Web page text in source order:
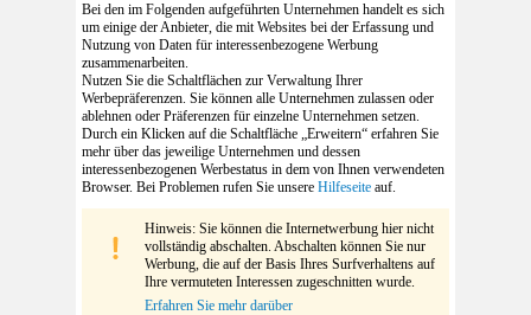
Bei den im Folgenden aufgeführten Unternehmen handelt es sich
um einige der Anbieter, die mit Websites bei der Erfassung und
Nutzung von Daten für interessenbezogene Werbung
zusammenarbeiten.
Nutzen Sie die Schaltflächen zur Verwaltung Ihrer
Werbepräferenzen. Sie können alle Unternehmen zulassen oder
ablehnen oder Präferenzen für einzelne Unternehmen setzen.
Durch ein Klicken auf die Schaltfläche „Erweitern“ erfahren Sie
mehr über das jeweilige Unternehmen und dessen
interessenbezogenen Werbestatus in dem von Ihnen verwendeten
Browser. Bei Problemen rufen Sie unsere Hilfeseite auf.
Hinweis: Sie können die Internetwerbung hier nicht
vollständig abschalten. Abschalten können Sie nur
Werbung, die auf der Basis Ihres Surfverhaltens auf
Ihre vermuteten Interessen zugeschnitten wurde.
Erfahren Sie mehr darüber